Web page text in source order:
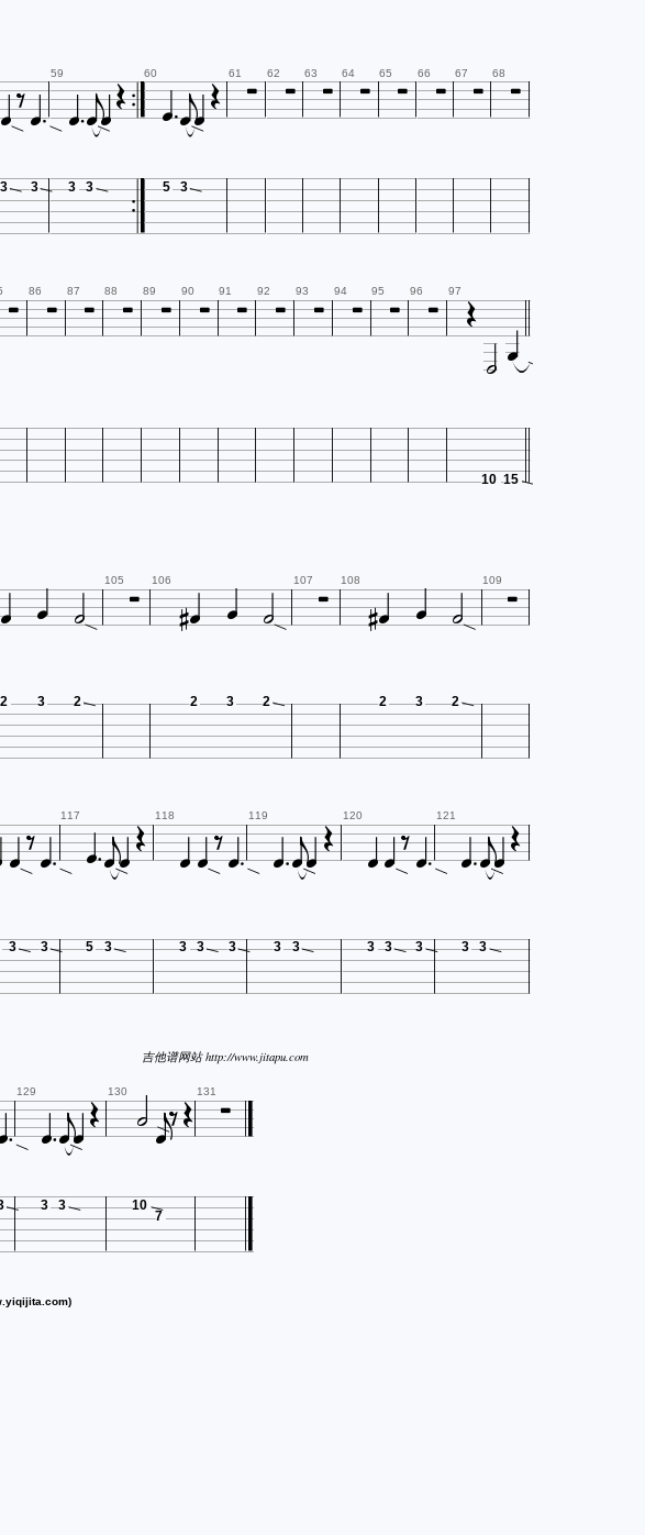
 59 
 60 
 61  62  63  64  65  66  67  68 
3 3 3 3 5 3
 86  87  88  89  90  91  92  93  94  95  96  97 
10 15
 105  106  107  108  109 
2 3 2 2 3 2 2 3 2
 117 
 118  119 
 120  121 

3 3 5 3 3 3 3 3 3 3 3 3 3 3
吉他谱网站 http://www.jitapu.com
129 
 130 
 131 
3 3 10
7